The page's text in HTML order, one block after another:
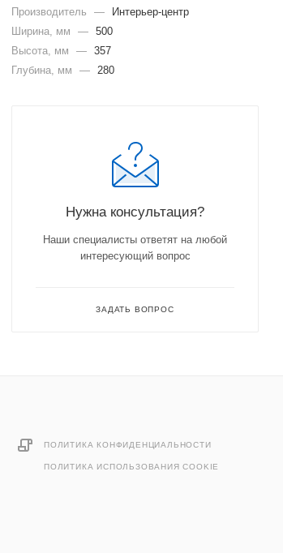
Производитель —
Интерьер-центр
Ширина, мм
— 500
Высота, мм
— 357
Глубина, мм
— 280
Нужна консультация?
Наши специалисты ответят на любой
интересующий вопрос
ЗАДАТЬ ВОПРОС
ПОЛИТИКА КОНФИДЕНЦИАЛЬНОСТИ
ПОЛИТИКА ИСПОЛЬЗОВАНИЯ COOKIE